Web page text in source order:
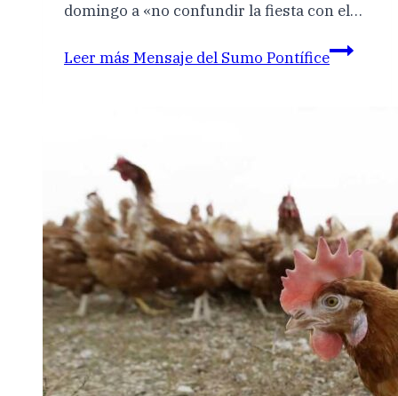
domingo a «no confundir la fiesta con el…
Leer más Mensaje del Sumo Pontífice